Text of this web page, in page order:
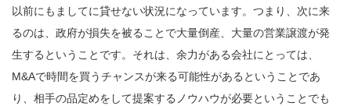
以前にもましてに貸せない状況になっています。つまり、次に来
るのは、政府が損失を被ることで大量倒産、大量の営業譲渡が発
生するということです。それは、余力がある会社にとっては、
M&Aで時間を買うチャンスが来る可能性があるということであ
り、相手の品定めをして提案するノウハウが必要ということでも